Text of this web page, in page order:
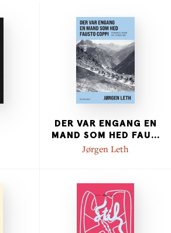
DER VAR ENGANG EN
MAND SOM HED FAU...
Jørgen Leth